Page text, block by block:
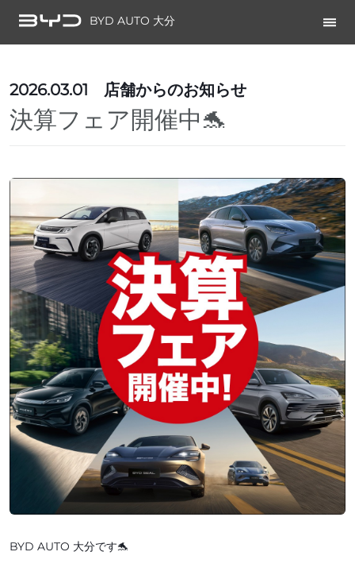
BYD AUTO 大分
2026.03.01 店舗からのお知らせ
決算フェア開催中🐬
BYD AUTO 大分です🐬